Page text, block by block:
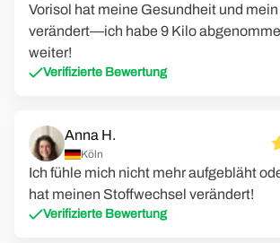
Vorisol hat meine Gesundheit und
verändert—ich habe 9 Kilo
weiter!
Verifizierte Bewertung
Anna H.
Köln
Ich fühle mich nicht mehr aufgebläht
hat meinen Stoffwechsel verändert!
Verifizierte Bewertung